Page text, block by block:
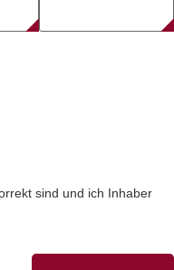
sind und ich Inhaber